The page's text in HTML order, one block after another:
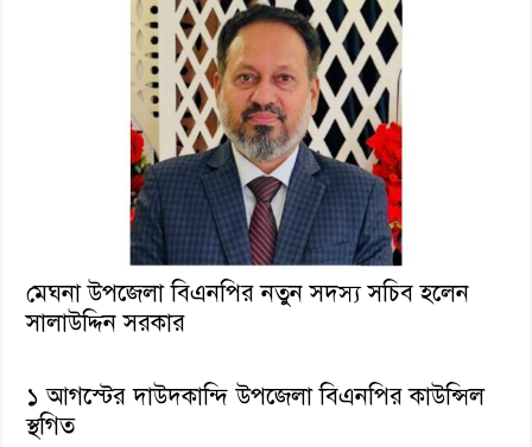
মেঘনা উপজেলা বিএনপির নতুন সদস্য সচিব হলেন
সালাউদ্দিন সরকার
১ আগস্টের দাউদকান্দি উপজেলা বিএনপির কাউন্সিল
স্থগিত